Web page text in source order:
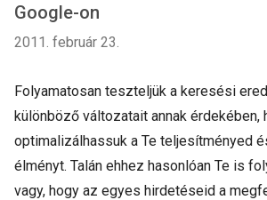
Google-on
2011. február 23.
Folyamatosan teszteljük a keresési
különböző változatait annak érdekében,
optimalizálhassuk a Te teljesítményed
élményt. Talán ehhez hasonlóan Te is
vagy, hogy az egyes hirdetéseid a